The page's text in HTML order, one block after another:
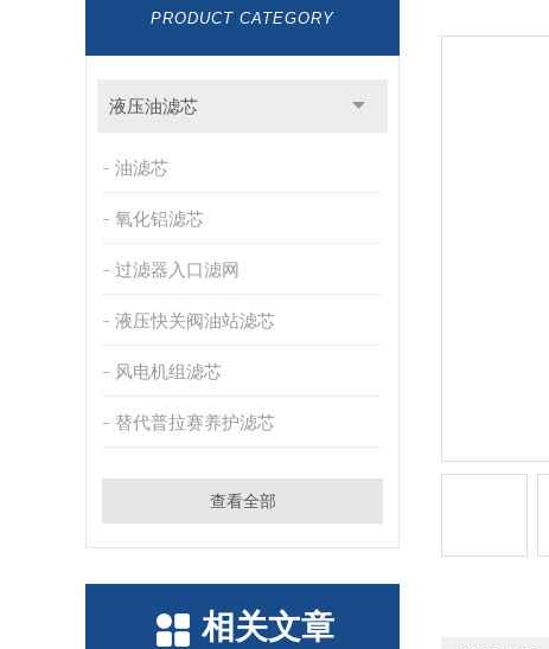
PRODUCT CATEGORY
液压油滤芯
油滤芯
氧化铝滤芯
过滤器入口滤网
液压快关阀油站滤芯
风电机组滤芯
替代普拉赛养护滤芯
查看全部
相关文章